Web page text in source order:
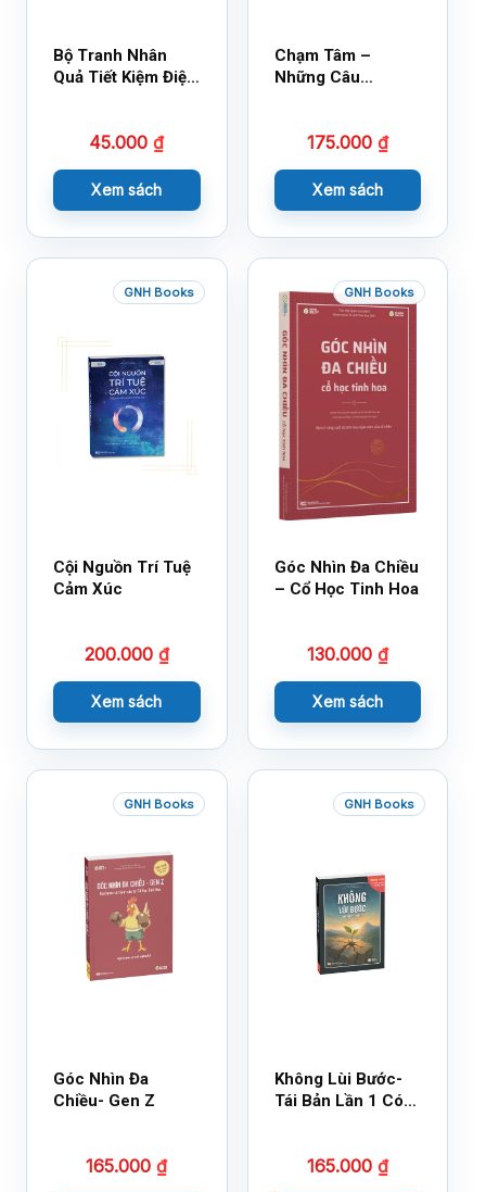
Bộ Tranh Nhân
Quả Tiết Kiệm Điện
45.000₫
Xem sách
Chạm Tâm –
Những Câu
175.000 ₫
Xem sách
GNH Books
Cội Nguồn Trí Tuệ
Cảm Xúc
200.000 ₫
Xem sách
GNH Books
Góc Nhìn Đa Chiều
– Cổ Học Tinh Hoa
130.000 ₫
Xem sách
GNH Books
Góc Nhìn Đa
Chiều- Gen Z
165.000₫
GNH Books
Không Lùi Bước-
Tái Bản Lần 1 Có
165.000 ₫